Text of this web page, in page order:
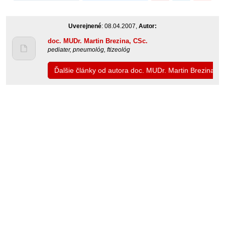
Uverejnené: 08.04.2007, Autor:
doc. MUDr. Martin Brezina, CSc.
pediater, pneumológ, ftizeológ
Ďalšie články od autora doc. MUDr. Martin Brezina,